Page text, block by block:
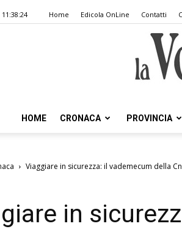
Home Edicola OnLine Contatti
HOME CRONACA PROVINCIA
Viaggiare in sicurezza: il vademecum della
in